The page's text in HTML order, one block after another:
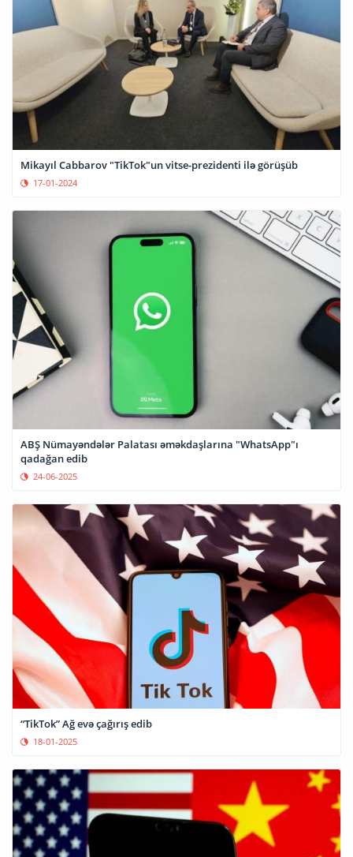
Mikayıl Cabbarov "TikTok"un vitse-prezidenti ilə görüşüb
17-01-2024
ABŞ Nümayəndələr Palatası əməkdaşlarına "WhatsApp"ı
qadağan edib
24-06-2025
“TikTok” Ağ evə çağırış edib
18-01-2025